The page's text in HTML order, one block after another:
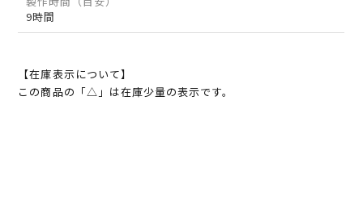
9時間
【在庫表示について】
この商品の「△」は在庫少量の表示です。